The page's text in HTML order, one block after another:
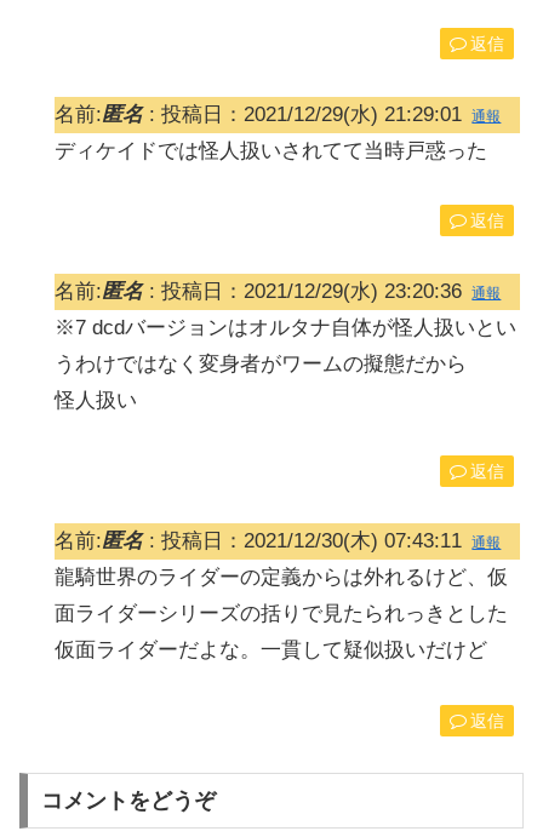
返信
名前:匿名: 投稿日：2021/12/29(水) 21:29:01 通報
ディケイドでは怪人扱いされてて当時戸惑った
返信
名前:匿名: 投稿日：2021/12/29(水) 23:20:36 通報
※7 dcdバージョンはオルタナ自体が怪人扱いとい
うわけではなく変身者がワームの擬態だから
怪人扱い
返信
名前:匿名: 投稿日：2021/12/30(木) 07:43:11 通報
龍騎世界のライダーの定義からは外れるけど、仮
面ライダーシリーズの括りで見たられっきとした
仮面ライダーだよな。一貫して疑似扱いだけど
返信
コメントをどうぞ